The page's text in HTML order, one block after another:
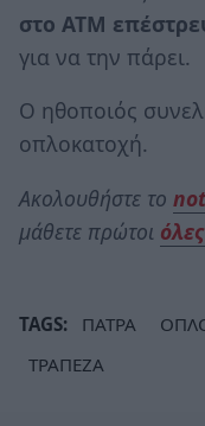
στο ΑΤΜ
για να την πάρει.
Ο ηθοποιός
οπλοκατοχή.
Ακολουθήστε το
μάθετε πρώτοι
TAGS: ΠΑΤΡΑ
ΤΡΑΠΕΖΑ